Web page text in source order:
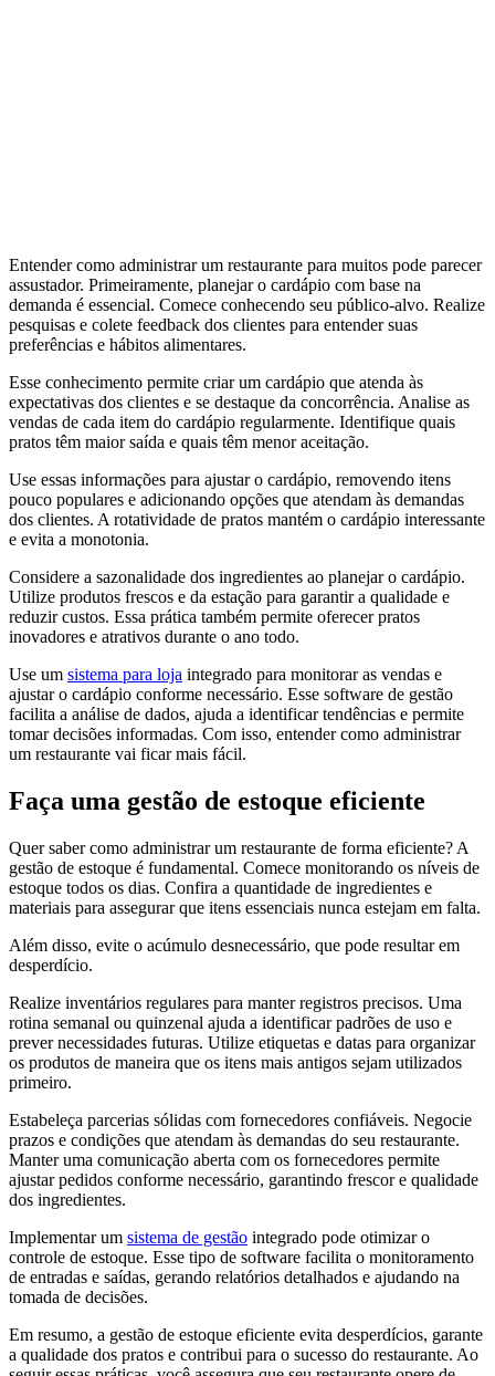
Entender como administrar um restaurante para muitos pode parecer
assustador. Primeiramente, planejar o cardápio com base na
demanda é essencial. Comece conhecendo seu público-alvo. Realize
pesquisas e colete feedback dos clientes para entender suas
preferências e hábitos alimentares.
Esse conhecimento permite criar um cardápio que atenda às
expectativas dos clientes e se destaque da concorrência. Analise as
vendas de cada item do cardápio regularmente. Identifique quais
pratos têm maior saída e quais têm menor aceitação.
Use essas informações para ajustar o cardápio, removendo itens
pouco populares e adicionando opções que atendam às demandas
dos clientes. A rotatividade de pratos mantém o cardápio interessante
e evita a monotonia.
Considere a sazonalidade dos ingredientes ao planejar o cardápio.
Utilize produtos frescos e da estação para garantir a qualidade e
reduzir custos. Essa prática também permite oferecer pratos
inovadores e atrativos durante o ano todo.
Use um sistema para loja integrado para monitorar as vendas e
ajustar o cardápio conforme necessário. Esse software de gestão
facilita a análise de dados, ajuda a identificar tendências e permite
tomar decisões informadas. Com isso, entender como administrar
um restaurante vai ficar mais fácil.
Faça uma gestão de estoque eficiente
Quer saber como administrar um restaurante de forma eficiente? A
gestão de estoque é fundamental. Comece monitorando os níveis de
estoque todos os dias. Confira a quantidade de ingredientes e
materiais para assegurar que itens essenciais nunca estejam em falta.
Além disso, evite o acúmulo desnecessário, que pode resultar em
desperdício.
Realize inventários regulares para manter registros precisos. Uma
rotina semanal ou quinzenal ajuda a identificar padrões de uso e
prever necessidades futuras. Utilize etiquetas e datas para organizar
os produtos de maneira que os itens mais antigos sejam utilizados
primeiro.
Estabeleça parcerias sólidas com fornecedores confiáveis. Negocie
prazos e condições que atendam às demandas do seu restaurante.
Manter uma comunicação aberta com os fornecedores permite
ajustar pedidos conforme necessário, garantindo frescor e qualidade
dos ingredientes.
Implementar um sistema de gestão integrado pode otimizar o
controle de estoque. Esse tipo de software facilita o monitoramento
de entradas e saídas, gerando relatórios detalhados e ajudando na
tomada de decisões.
Em resumo, a gestão de estoque eficiente evita desperdícios, garante
a qualidade dos pratos e contribui para o sucesso do restaurante. Ao